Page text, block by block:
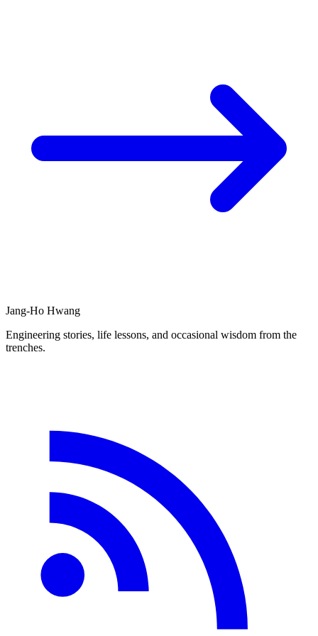
Jang-Ho Hwang
Engineering stories, life lessons, and occasional wisdom from the
trenches.